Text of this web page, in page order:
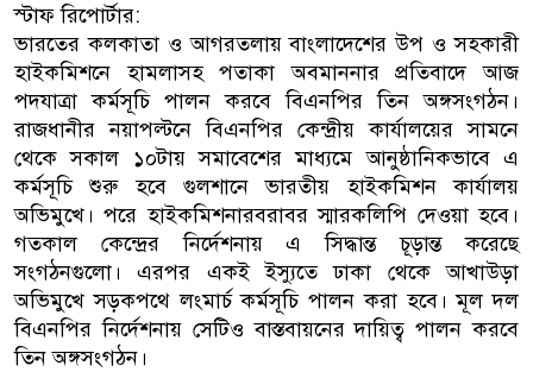
স্টাফ রিপোর্টার:
ভারতের কলকাতা ও আগরতলায় বাংলাদেশের উপ ও সহকারী
হাইকমিশনে হামলাসহ পতাকা অবমাননার প্রতিবাদে আজ
পদযাত্রা কর্মসূচি পালন করবে বিএনপির তিন অঙ্গসংগঠন।
রাজধানীর নয়াপল্টনে বিএনপির কেন্দ্রীয় কার্যালয়ের সামনে
থেকে সকাল ১০টায় সমাবেশের মাধ্যমে আনুষ্ঠানিকভাবে এ
কর্মসূচি শুরু হবে গুলশানে ভারতীয় হাইকমিশন কার্যালয়
অভিমুখে। পরে হাইকমিশনারবরাবর স্মারকলিপি দেওয়া হবে।
গতকাল কেন্দ্রের নির্দেশনায় এ সিদ্ধান্ত চূড়ান্ত করেছে
সংগঠনগুলো। এরপর একই ইস্যুতে ঢাকা থেকে আখাউড়া
অভিমুখে সড়কপথে লংমার্চ কর্মসূচি পালন করা হবে। মূল দল
বিএনপির নির্দেশনায় সেটিও বাস্তবায়নের দায়িত্ব পালন করবে
তিন অঙ্গসংগঠন।